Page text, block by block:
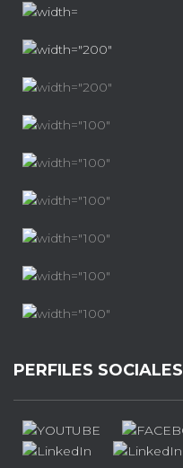
PERFILES SOCIALES